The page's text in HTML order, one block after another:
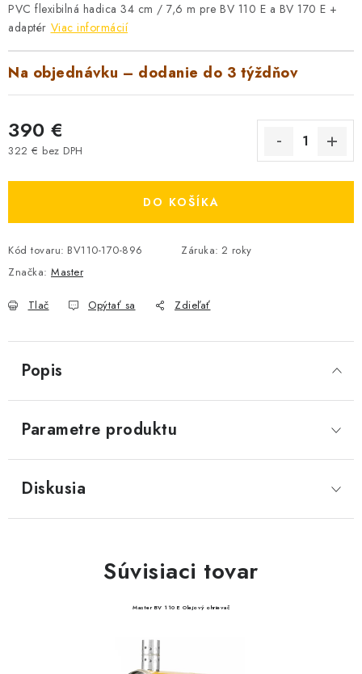
KONTAKTY
Obchodné podmienky
Zásady ochrany osobných údajov
PVC flexibilná hadica 34 cm / 7,6 m pre BV 110 E a BV 170 E +
adaptér Viac informácií
Na objednávku – dodanie do 3 týždňov
390 €
322 € bez DPH
DO KOŠÍKA
Kód tovaru: BV110-170-896 Záruka: 2 roky
Značka: Master
Tlač Opýtať sa Zdieľať
Popis
Parametre produktu
Diskusia
Súvisiaci tovar